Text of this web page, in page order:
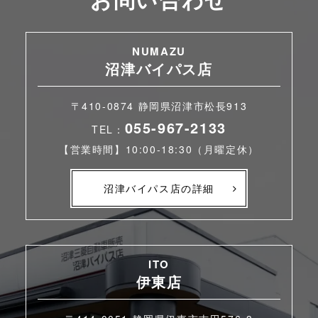
NUMAZU
沼津バイパス店
〒410-0874 静岡県沼津市松長913
TEL： 055-967-2133
【営業時間】10:00-18:30（月曜定休）
沼津バイパス店の詳細
ITO
伊東店